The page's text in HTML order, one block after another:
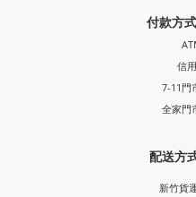
付款方
信
7-11門
全家門
配送方
新竹貨